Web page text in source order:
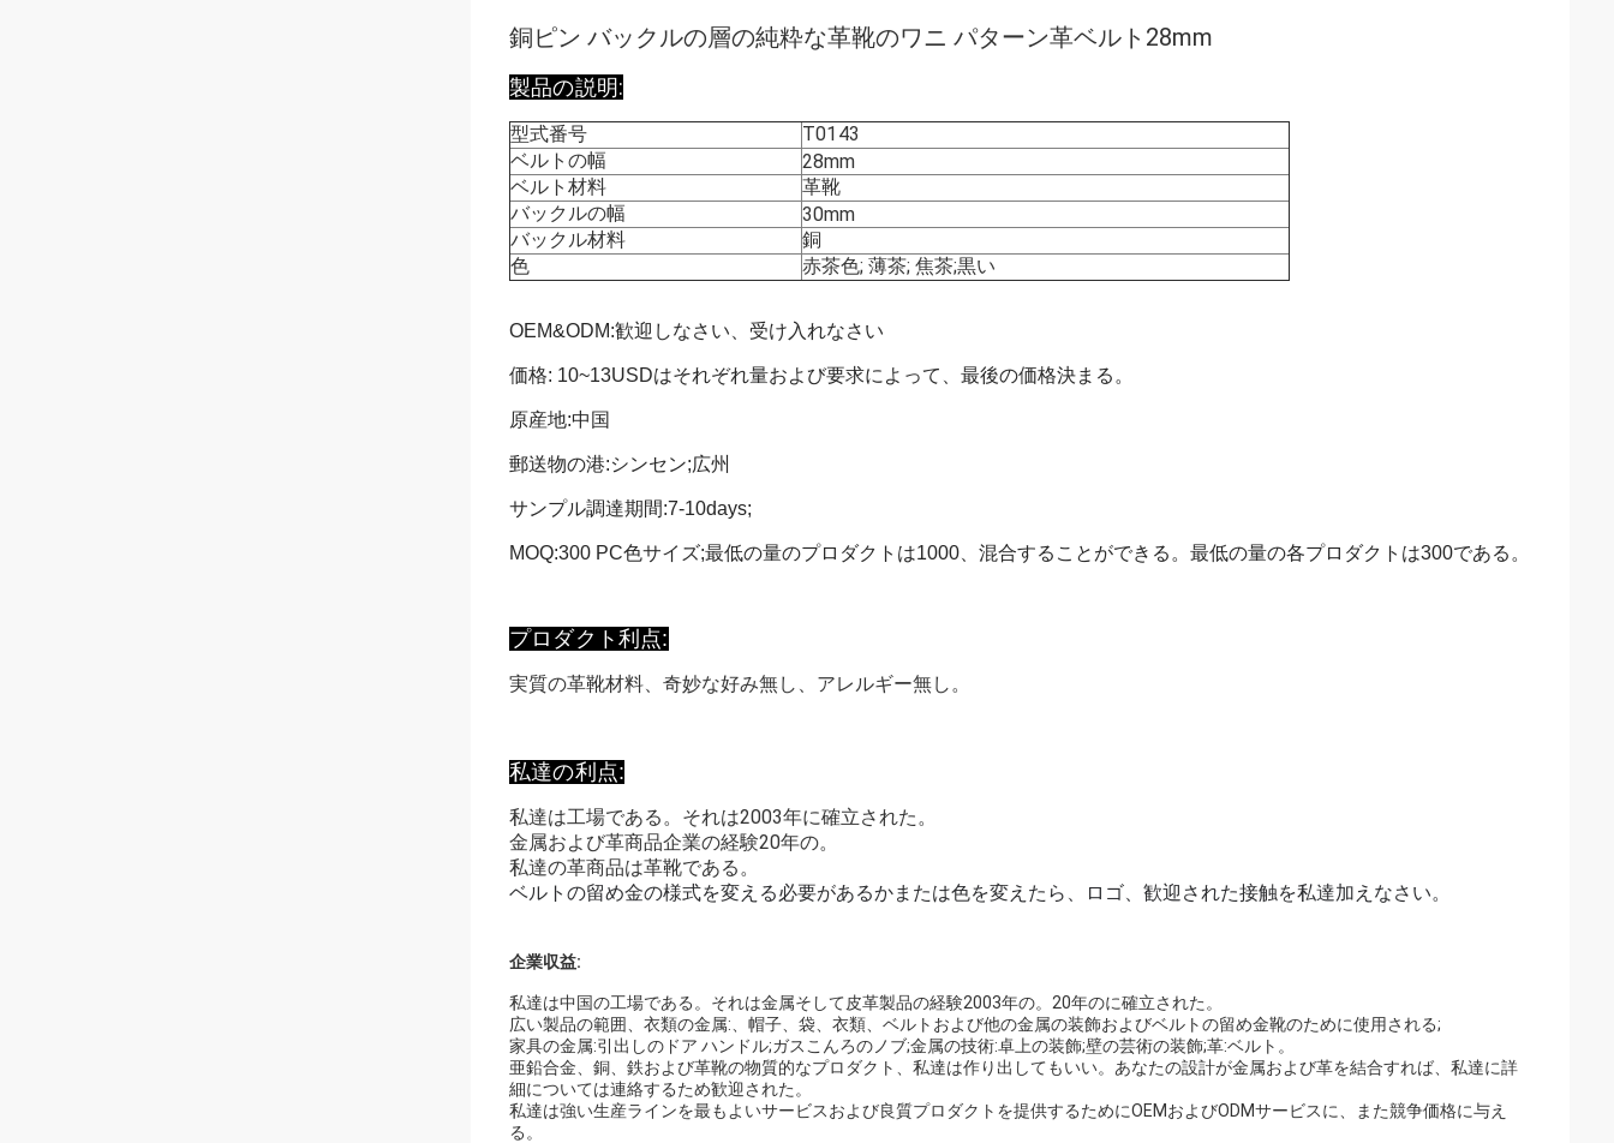
銅ピン バックルの層の純粋な革靴のワニ パターン革ベルト28mm
製品の説明:
型式番号
T0143
ベルトの幅
28mm
ベルト材料
革靴
バックルの幅
30mm
バックル材料
銅
色
赤茶色; 薄茶; 焦茶;黒い
OEM&ODM:歓迎しなさい、受け入れなさい
価格: 10~13USDはそれぞれ量および要求によって、最後の価格決まる。
原産地:中国
郵送物の港:シンセン;広州
サンプル調達期間:7-10days;
MOQ:300 PC色サイズ;最低の量のプロダクトは1000、混合することができる。最低の量の各プロダクトは300である。
プロダクト利点:
実質の革靴材料、奇妙な好み無し、アレルギー無し。
私達の利点:
私達は工場である。それは2003年に確立された。
金属および革商品企業の経験20年の。
私達の革商品は革靴である。
ベルトの留め金の様式を変える必要があるかまたは色を変えたら、ロゴ、歓迎された接触を私達加えなさい。
企業収益:
私達は中国の工場である。それは金属そして皮革製品の経験2003年の。20年のに確立された。
広い製品の範囲、衣類の金属:、帽子、袋、衣類、ベルトおよび他の金属の装飾およびベルトの留め金靴のために使用される;
家具の金属:引出しのドア ハンドル;ガスこんろのノブ;金属の技術:卓上の装飾;壁の芸術の装飾;革:ベルト。
亜鉛合金、銅、鉄および革靴の物質的なプロダクト、私達は作り出してもいい。あなたの設計が金属および革を結合すれば、私達に詳
細については連絡するため歓迎された。
私達は強い生産ラインを最もよいサービスおよび良質プロダクトを提供するためにOEMおよびODMサービスに、また競争価格に与え
る。